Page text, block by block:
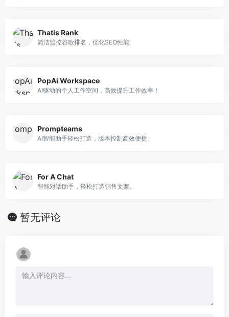
Thatis Rank
简洁监控谷歌排名，优化SEO性能
PopAi Workspace
AI驱动的个人工作空间，高效提升工作效率！
Prompteams
AI智能助手轻松打造，版本控制高效便捷。
For A Chat
智能对话助手，轻松打造销售文案。
暂无评论